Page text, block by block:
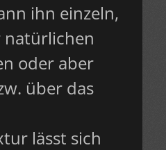
ihn einzeln,
oder aber
über das
lässt sich